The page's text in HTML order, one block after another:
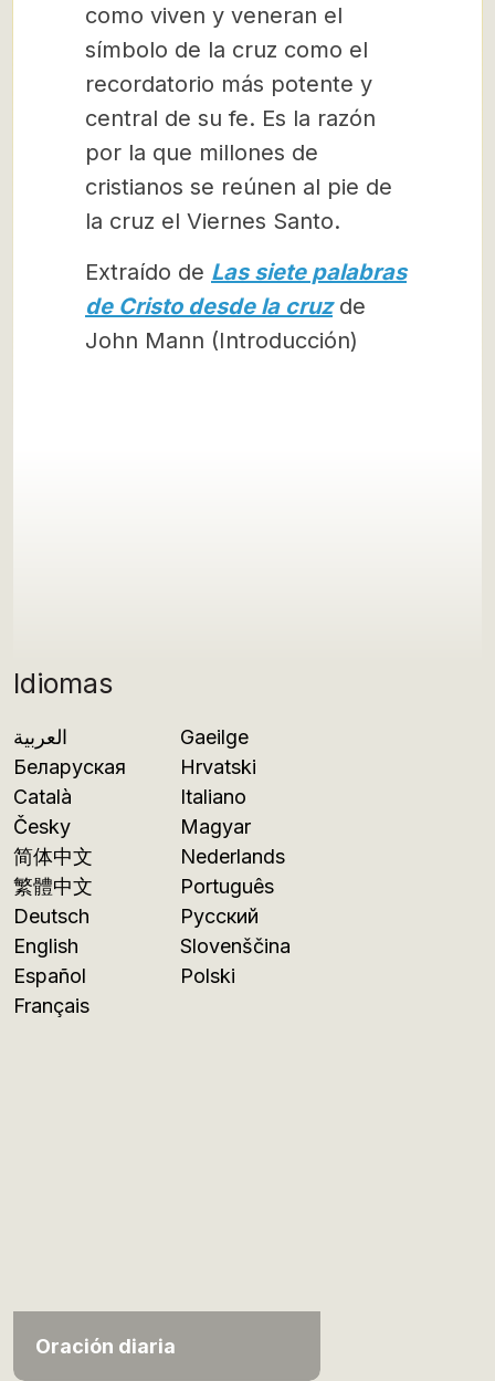
Idiomas
العربية
Беларуская
Català
Česky
简体中文
繁體中文
Deutsch
English
Español
Français
Gaeilge
Hrvatski
Italiano
Magyar
Nederlands
Português
Русский
Slovenščina
Polski
Oración diaria
como viven y veneran el
símbolo de la cruz como el
recordatorio más potente y
central de su fe. Es la razón
por la que millones de
cristianos se reúnen al pie de
la cruz el Viernes Santo.
Extraído de Las siete palabras
de Cristo desde la cruzde
John Mann (Introducción)